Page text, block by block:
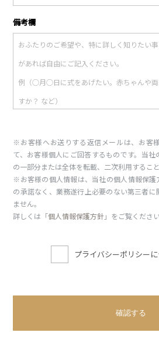
備考欄
※お客様へお送りする返信メールは、お客
て、お客様個人にご回答するものです。当
の一部分または全体を転載、二次利用するこ
※お客様の個人情報は、当社の個人情報保護
の承諾なく、業務遂行上必要のない第三者
ません。
詳しくは「個人情報保護方針」をご覧ください
プライバシーポリシー